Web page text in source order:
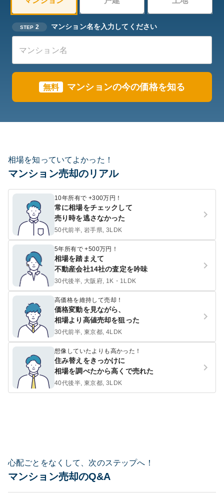
STEP 2 マンション名を入力してください
無料 マンションの今の価格を知る
相場を知っていてよかった！
マンション売却のリアル
10年所有で +300万円！
常に相場をチェックして
売り時を逃さなかった
50代前半, 岩手県, 3LDK
5年所有で +500万円！
相場を踏まえて
不動産会社14社の査定を吟味
30代後半, 大阪府, 1K・1LDK
高価格を維持して売却！
価格変動を見ながら、
相場より高値売却を狙った
30代前半, 東京都, 4LDK
想像していたよりも高かった！
住み替えをきっかけに
相場を調べたから高くで売れた
40代後半, 東京都, 3LDK
心配ごとをなくして、次のステップへ！
マンション売却のQ&A